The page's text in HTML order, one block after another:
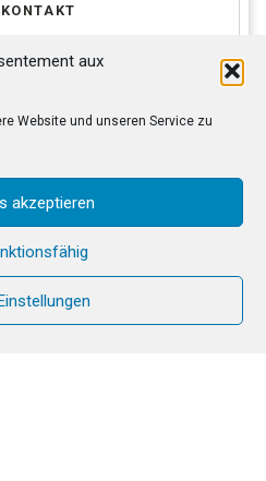
aux
Website und unseren Service zu
akzeptieren
ORT
KONTAKT
um die
suchen und zu finden
von Fasten, Stille und